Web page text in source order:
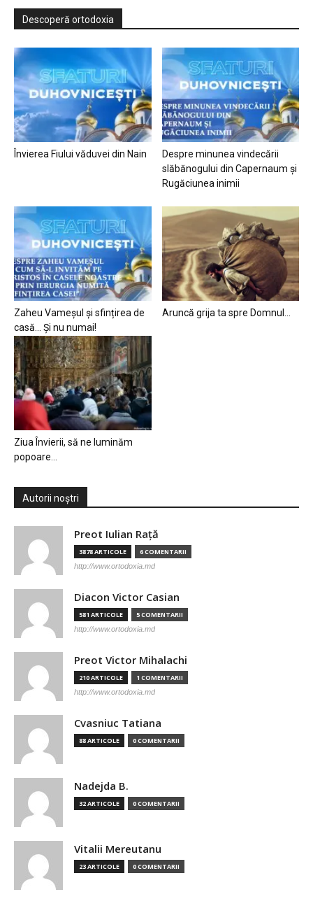
Descoperă ortodoxia
Învierea Fiului văduvei din Nain
Despre minunea vindecării
slăbănogului din Capernaum și
Rugăciunea inimii
Zaheu Vameșul și sfințirea de
casă… Și nu numai!
Aruncă grija ta spre Domnul…
Ziua Învierii, să ne luminăm
popoare…
Autorii noștri
Preot Iulian Raţă
3878 ARTICOLE 6 COMENTARII
http://www.ortodoxia.md
Diacon Victor Casian
581 ARTICOLE 5 COMENTARII
http://www.ortodoxia.md
Preot Victor Mihalachi
210 ARTICOLE 1 COMENTARII
http://www.ortodoxia.md
Cvasniuc Tatiana
88 ARTICOLE 0 COMENTARII
Nadejda B.
32 ARTICOLE 0 COMENTARII
Vitalii Mereutanu
23 ARTICOLE 0 COMENTARII